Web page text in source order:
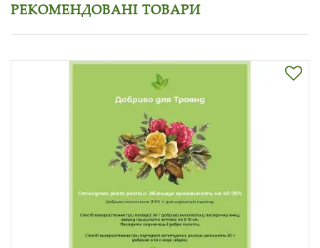
РЕКОМЕНДОВАНІ ТОВАРИ